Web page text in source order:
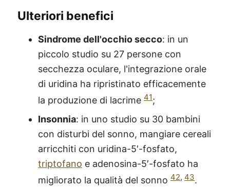
Ulteriori benefici
Sindrome dell'occhio secco: in un
piccolo studio su 27 persone con
secchezza oculare, l'integrazione orale
di uridina ha ripristinato efficacemente
la produzione di lacrime 41;
Insonnia: in uno studio su 30 bambini
con disturbi del sonno, mangiare cereali
arricchiti con uridina-5′-fosfato,
triptofano e adenosina-5′-fosfato ha
migliorato la qualità del sonno 42, 43.